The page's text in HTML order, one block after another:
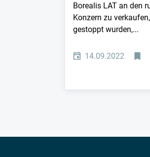
Borealis LAT an den
Konzern zu
gestoppt wurden,...
14.09.2022